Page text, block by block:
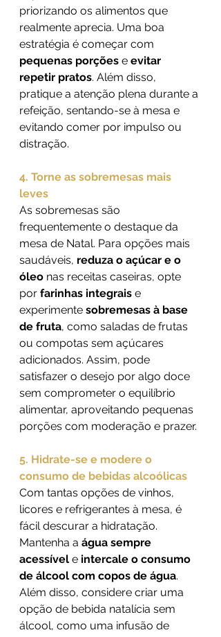
priorizando os alimentos que
realmente aprecia. Uma boa
estratégia é começar com
pequenas porções e evitar
repetir pratos. Além disso,
pratique a atenção plena durante a
refeição, sentando-se à mesa e
evitando comer por impulso ou
distração.
4. Torne as sobremesas mais
leves
As sobremesas são
frequentemente o destaque da
mesa de Natal. Para opções mais
saudáveis, reduza o açúcar e o
óleo nas receitas caseiras, opte
por farinhas integrais e
experimente sobremesas à base
de fruta, como saladas de frutas
ou compotas sem açúcares
adicionados. Assim, pode
satisfazer o desejo por algo doce
sem comprometer o equilíbrio
alimentar, aproveitando pequenas
porções com moderação e prazer.
5. Hidrate-se e modere o
consumo de bebidas alcoólicas
Com tantas opções de vinhos,
licores e refrigerantes à mesa, é
fácil descurar a hidratação.
Mantenha a água sempre
acessível e intercale o consumo
de álcool com copos de água.
Além disso, considere criar uma
opção de bebida natalícia sem
álcool, como uma infusão de